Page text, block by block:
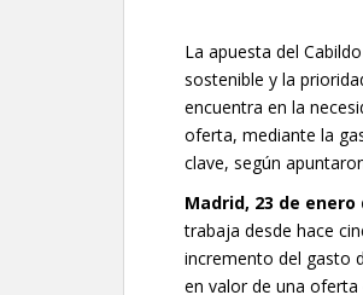
La apuesta del
sostenible y la
encuentra en la
oferta, mediante la
clave, según
Madrid, 23 de enero
trabaja desde hace
incremento del gasto
en valor de una